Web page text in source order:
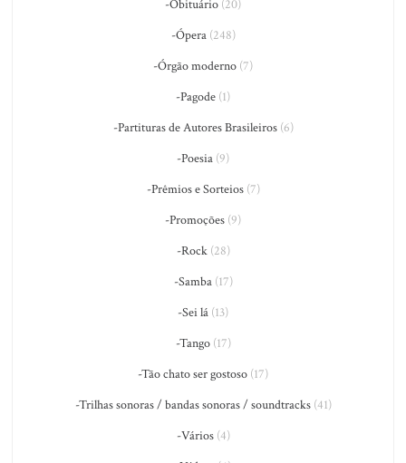
-Obituário (20)
-Ópera(248)
-Órgão moderno (7)
-Pagode (1)
-Partituras de Autores Brasileiros(6)
-Poesia (9)
-Prêmios e Sorteios(7)
-Promoções (9)
-Rock(28)
-Samba(17)
-Sei lá (13)
-Tango(17)
-Tão chato ser gostoso (17)
-Trilhas sonoras / bandas sonoras / soundtracks(41)
-Vários(4)